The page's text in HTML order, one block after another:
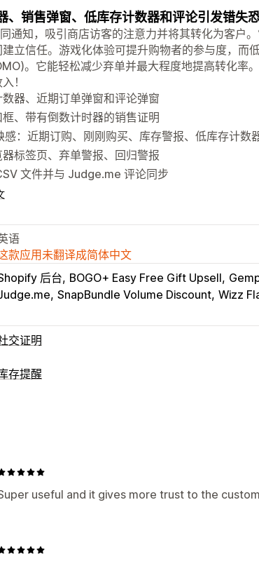
、销售弹窗、低库存计数器和评论引发错失
通知，吸引商店访客的注意力并将其转化为客户
立信任。游戏化体验可提升购物者的参与度，而
。它能轻松减少弃单并最大程度地提高转化率
！
器、近期订单弹窗和评论弹窗
、带有倒数计时器的销售证明
：近期订购、刚刚购买、库存警报、低库存计数
标签页、弃单警报、回归警报
文件并与 Judge.me 评论同步
语
款应用未翻译成简体中文
后台 BOGO+ Easy Free Gift Upsell
SnapBundle Volume Discount Wizz
交证明
容类型
析
存提醒
醒设置
析和报告
useful and it gives more trust to the